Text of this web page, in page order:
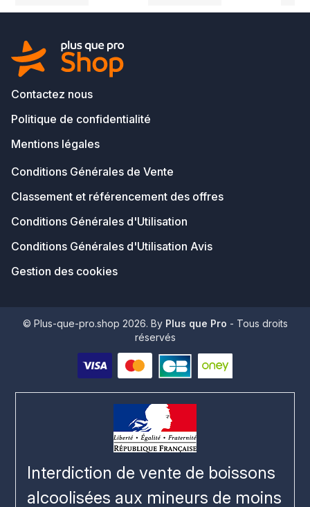
Contactez nous
Politique de confidentialité
Mentions légales
Conditions Générales de Vente
Classement et référencement des offres
Conditions Générales d'Utilisation
Conditions Générales d'Utilisation Avis
Gestion des cookies
© Plus-que-pro.shop 2026. By Plus que Pro - Tous droits
réservés
Interdiction de vente de boissons
alcoolisées aux mineurs de moins